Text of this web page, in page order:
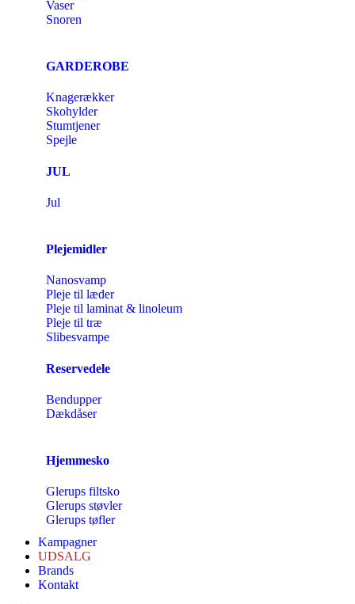
Vaser
Snoren
GARDEROBE
Knagerækker
Skohylder
Stumtjener
Spejle
JUL
Jul
Plejemidler
Nanosvamp
Pleje til læder
Pleje til laminat & linoleum
Pleje til træ
Slibesvampe
Reservedele
Bendupper
Dækdåser
Hjemmesko
Glerups filtsko
Glerups støvler
Glerups tøfler
Kampagner
UDSALG
Brands
Kontakt